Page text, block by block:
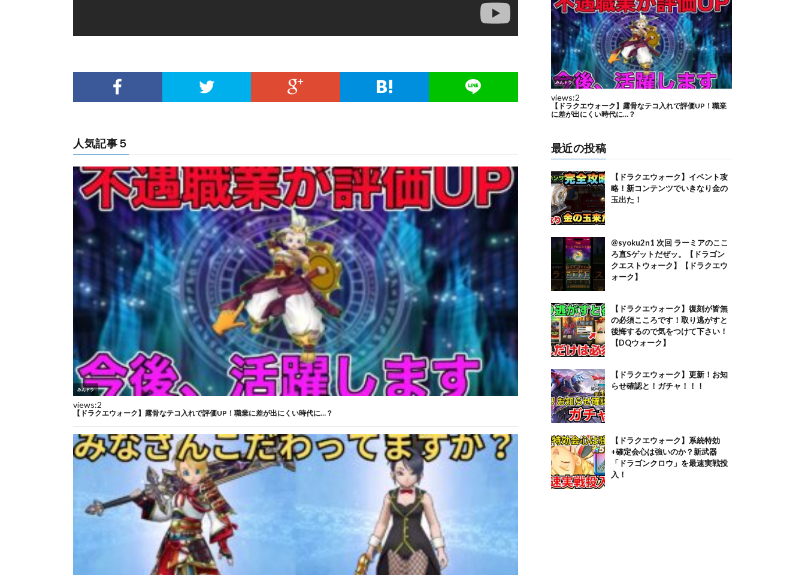
人気記事５ 最近の投稿
【ドラクエウォーク】イベント攻
略！新コンテンツでいきなり金の
玉出た！
@syoku2n1 次回 ラーミアのここ
ろ直Sゲットだぜッ。【ドラゴン
クエストウォーク】【ドラクエウ
ォーク】
【ドラクエウォーク】復刻が皆無
の必須こころです！取り逃がすと
後悔するので気をつけて下さい！
【DQウォーク】
【ドラクエウォーク】更新！お知
らせ確認と！ガチャ！！！
【ドラクエウォーク】系統特効
+確定会心は強いのか？新武器
「ドラゴンクロウ」を最速実戦投
入！